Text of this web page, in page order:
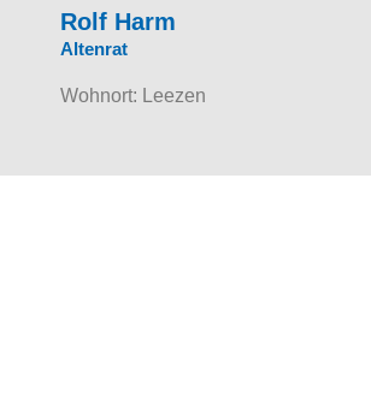
Rolf Harm
Altenrat
Wohnort: Leezen